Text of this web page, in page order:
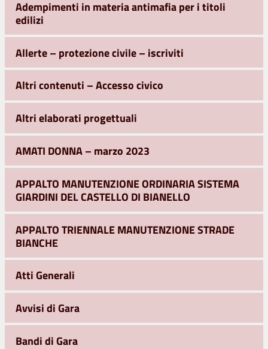
Adempimenti in materia antimafia per i titoli
edilizi
Allerte – protezione civile – iscriviti
Altri contenuti – Accesso civico
Altri elaborati progettuali
AMATI DONNA – marzo 2023
APPALTO MANUTENZIONE ORDINARIA SISTEMA
GIARDINI DEL CASTELLO DI BIANELLO
APPALTO TRIENNALE MANUTENZIONE STRADE
BIANCHE
Atti Generali
Avvisi di Gara
Bandi di Gara